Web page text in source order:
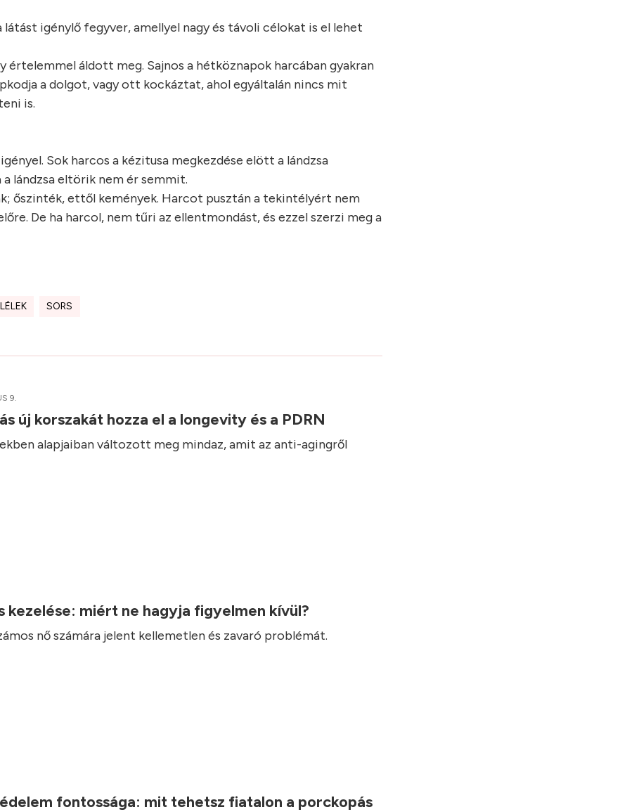
igénylő fegyver, amellyel nagy és távoli célokat is el lehet
értelemmel áldott meg. Sajnos a hétköznapok harcában gyakran
a dolgot, vagy ott kockáztat, ahol egyáltalán nincs mit
is.
Sok harcos a kézitusa megkezdése elött a lándzsa
lándzsa eltörik nem ér semmit.
őszinték, ettől kemények. Harcot pusztán a tekintélyért nem
De ha harcol, nem tűri az ellentmondást, és ezzel szerzi meg a
LÉLEK SORS
9.
új korszakát hozza el a longevity és a PDRN
alapjaiban változott meg mindaz, amit az anti-agingről
kezelése: miért ne hagyja figyelmen kívül?
nő számára jelent kellemetlen és zavaró problémát.
fontossága: mit tehetsz fiatalon a porckopás